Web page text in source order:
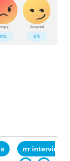
rrr interview